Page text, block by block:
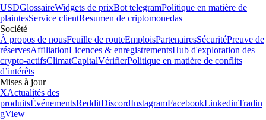
USDGlossaireWidgets de prixBot telegramPolitique en matière de
plaintesService clientResumen de criptomonedas
Société
À propos de nousFeuille de routeEmploisPartenairesSécuritéPreuve de
réservesAffiliationLicences & enregistrementsHub d'exploration des
crypto-actifsClimatCapitalVérifierPolitique en matière de conflits
d’intérêts
Mises à jour
XActualités des
produitsÉvénementsRedditDiscordInstagramFacebookLinkedinTradin
gView